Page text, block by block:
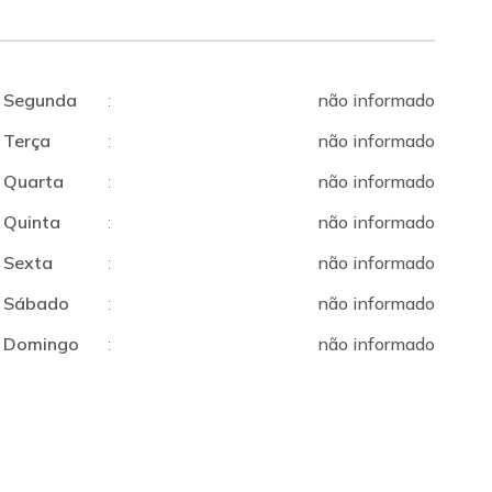
Segunda :
não informado
Terça
:
não informado
Quarta
:
não informado
Quinta
:
não informado
Sexta
:
não informado
Sábado
:
não informado
Domingo
: não informado